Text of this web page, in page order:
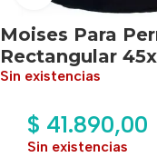
Moises Para
Rectangular
Sin existencias
$ 41.890,00
Sin existencias